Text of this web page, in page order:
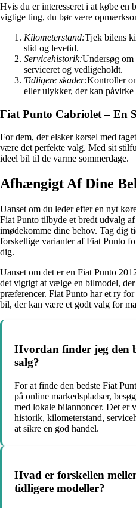
Hvis du er interesseret i at købe en
vigtige ting, du bør være
Kilometerstand:Tjek bilens
slid og levetid.
Servicehistorik:Undersøg
serviceret og vedligeholdt.
Tidligere skader:Kontroller
eller ulykker, der kan påvirke
Fiat Punto Cabriolet – En
For dem, der elsker kørsel med
være det perfekte valg. Med sit
ideel bil til de varme sommerdage.
Afhængigt Af Dine
Uanset om du leder efter en nyt
Fiat Punto tilbyde et bredt udvalg
imødekomme dine behov. Tag dig
forskellige varianter af Fiat Punto
dig.
Uanset om det er en Fiat Punto
det vigtigt at vælge en bilmodel,
præferencer. Fiat Punto har et ry
bil, der kan være et godt valg for
Hvordan finder jeg den
salg?
For at finde den bedste Fiat
på online markedspladser,
med lokale bilannoncer. Det er
historik, kilometerstand,
at sikre en god handel.
Hvad er forskellen
tidligere modeller?